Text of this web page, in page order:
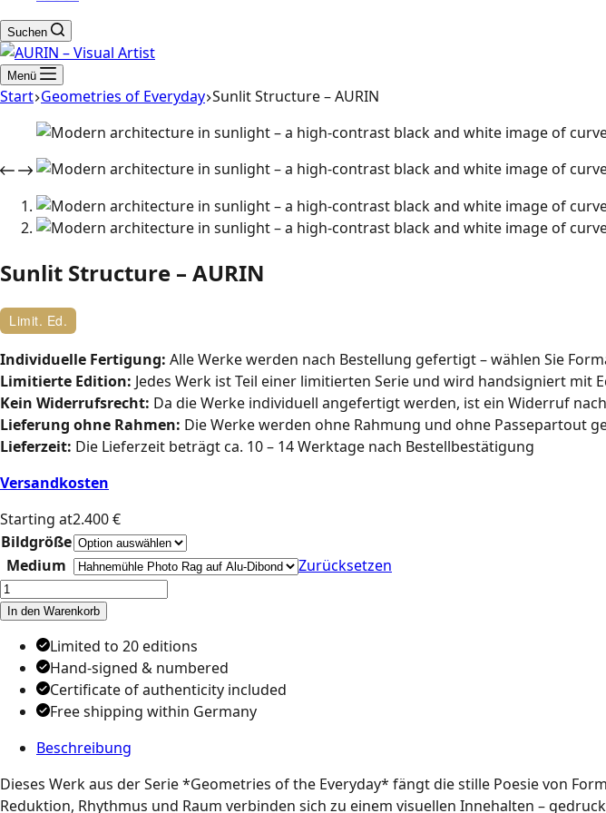
Suchen
Menü
Start Geometries of Everyday Sunlit Structure – AURIN
Sunlit Structure – AURIN
Limit. Ed.
Individuelle Fertigung: Alle Werke werden nach Bestellung gefertigt – wählen Sie
Limitierte Edition: Jedes Werk ist Teil einer limitierten Serie und wird handsigniert mit
Kein Widerrufsrecht: Da die Werke individuell angefertigt werden, ist ein Widerruf
Lieferung ohne Rahmen: Die Werke werden ohne Rahmung und ohne Passepartout
Lieferzeit: Die Lieferzeit beträgt ca. 10 – 14 Werktage nach Bestellbestätigung
Versandkosten
Starting at2.400 €
Bildgröße
Medium
Zurücksetzen
Sunlit
Structure
AURIN
Menge
In den Warenkorb
Limited to 20 editions
Hand-signed & numbered
Certificate of authenticity included
Free shipping within Germany
Beschreibung
Dieses Werk aus der Serie *Geometries of the Everyday* fängt die stille Poesie von
Reduktion, Rhythmus und Raum verbinden sich zu einem visuellen Innehalten –